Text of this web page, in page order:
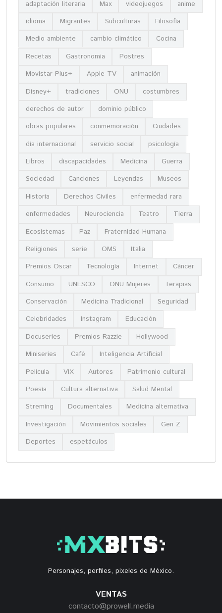
adaptación literaria
Max videojuegos
anime
idioma
Migrantes Subculturas
Filosofía
Medio ambiente
cambio climático
Cocina
Recetas
Gastronomia
Postres
Movistar Plus+
Apple TV
animación
Disney+
tradiciones ONU
costumbres
derechos de autor
dominio público
obras populares
conmemoración
Ciudades
día internacional
servicio social
psicología
Libros
discapacidades Medicina
Guerra
Sociedad
Canciones Leyendas
Museos
Historia
Derechos Civiles
enfermedad rara
enfermedades
Neurociencia Teatro
Tierra
Ecosistemas
Paz
Fraternidad Humana
Religiones
serie OMS
Italia
Premios Oscar
Tecnología Internet
Cáncer
Consumo
UNESCO ONU Mujeres
Terapias
Conservación
Medicina Tradicional
Seguridad
Celebridades
Instagram
Educación
Docuseries
Premios Razzie
Hollywood
Miniseries
Café
Inteligencia Artificial
Película
VIX Autores
Patrimonio cultural
Poesía
Cultura alternativa
Salud Mental
Streming
Documentales
Medicina alternativa
Investigación
Movimientos sociales
Gen Z
Deportes
espetáculos
Personajes, perfiles, pixeles de México.
VENTAS
contacto@prowell.media